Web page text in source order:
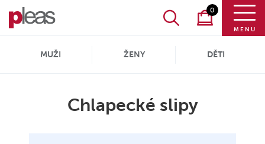
0
MENU
MUŽI ŽENY DĚTI
Chlapecké slipy